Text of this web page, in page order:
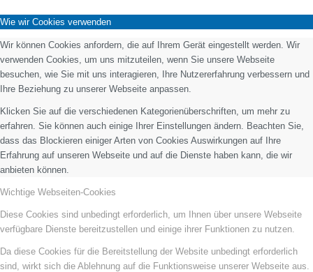
Wie wir Cookies verwenden
Wir können Cookies anfordern, die auf Ihrem Gerät eingestellt werden. Wir
verwenden Cookies, um uns mitzuteilen, wenn Sie unsere Webseite
besuchen, wie Sie mit uns interagieren, Ihre Nutzererfahrung verbessern und
Ihre Beziehung zu unserer Webseite anpassen.
Klicken Sie auf die verschiedenen Kategorienüberschriften, um mehr zu
erfahren. Sie können auch einige Ihrer Einstellungen ändern. Beachten Sie,
dass das Blockieren einiger Arten von Cookies Auswirkungen auf Ihre
Erfahrung auf unseren Webseite und auf die Dienste haben kann, die wir
anbieten können.
Wichtige Webseiten-Cookies
Diese Cookies sind unbedingt erforderlich, um Ihnen über unsere Webseite
verfügbare Dienste bereitzustellen und einige ihrer Funktionen zu nutzen.
Da diese Cookies für die Bereitstellung der Website unbedingt erforderlich
sind, wirkt sich die Ablehnung auf die Funktionsweise unserer Webseite aus.